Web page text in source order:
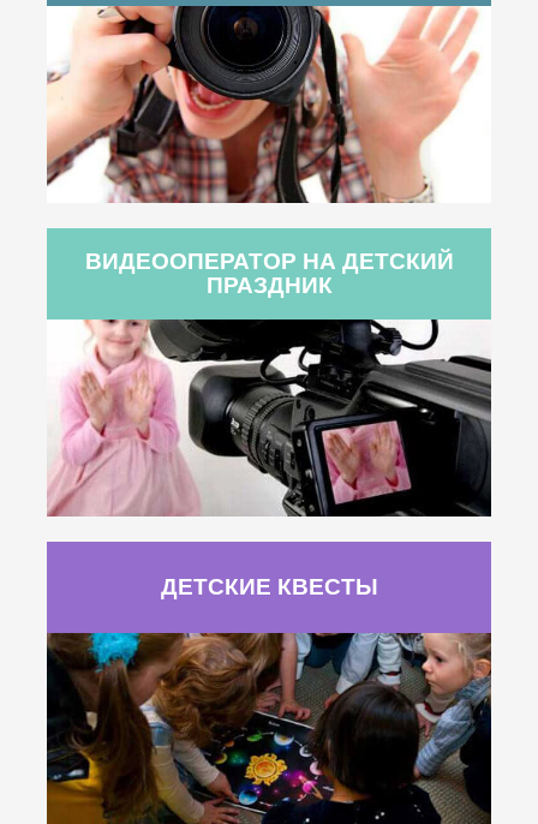
ВИДЕООПЕРАТОР НА ДЕТСКИЙ
ПРАЗДНИК
ДЕТСКИЕ КВЕСТЫ